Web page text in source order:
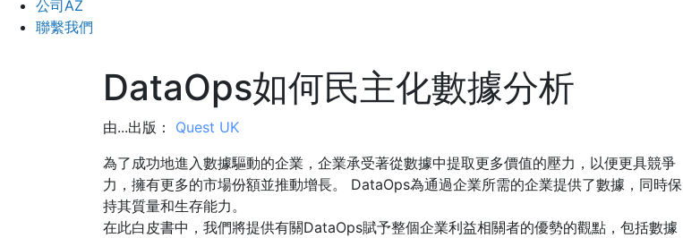
公司AZ
聯繫我們
DataOps如何民主化數據分析
由...出版： Quest UK
為了成功地進入數據驅動的企業，企業承受著從數據中提取更多價值的壓力，以便更具競爭
力，擁有更多的市場份額並推動增長。 DataOps為通過企業所需的企業提供了數據，同時保
持其質量和生存能力。
在此白皮書中，我們將提供有關DataOps賦予整個企業利益相關者的優勢的觀點，包括數據